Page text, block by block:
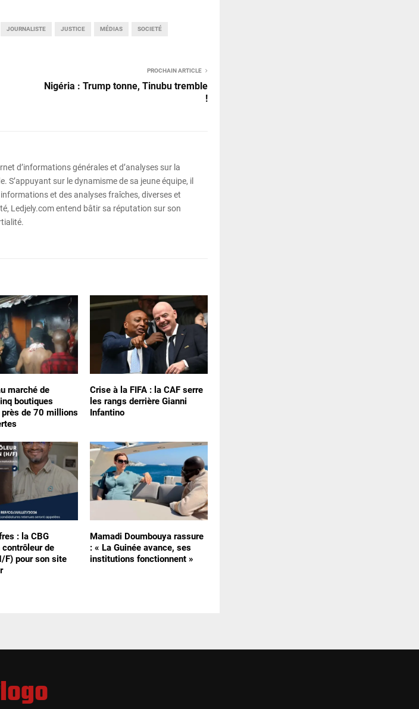
JOURNALISTE JUSTICE MÉDIAS SOCIETÉ
PROCHAIN ARTICLE
Nigéria : Trump tonne, Tinubu tremble
!
d’informations générales et d’analyses sur la
S’appuyant sur le dynamisme de sa jeune équipe, il
et des analyses fraîches, diverses et
Ledjely.com entend bâtir sa réputation sur son
marché de
boutiques
de 70 millions
Crise à la FIFA : la CAF serre
les rangs derrière Gianni
Infantino
: la CBG
de
F) pour son site
Mamadi Doumbouya rassure
: « La Guinée avance, ses
institutions fonctionnent »